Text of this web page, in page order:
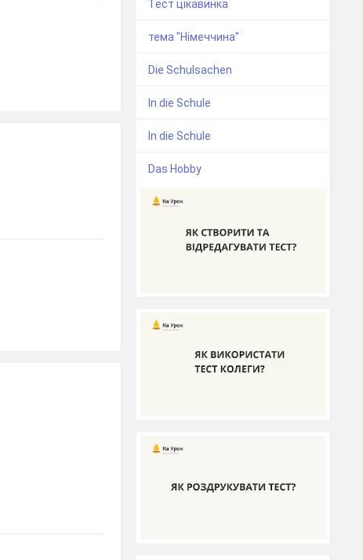
Тест цікавинка
тема "Німеччина"
Die Schulsachen
In die Schule
In die Schule
Das Hobby